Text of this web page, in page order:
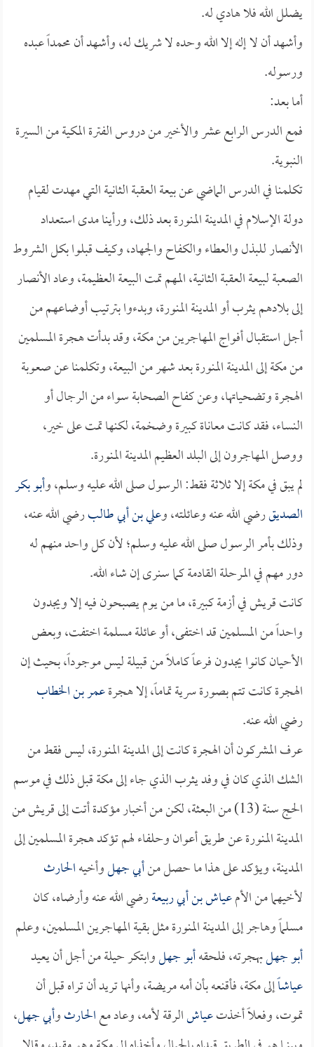
يضلل الله فلا هادي له.
وأشهد أن لا إله إلا الله وحده لا شريك له، وأشهد أن محمداً عبده
ورسوله.
أما بعد:
فمع الدرس الرابع عشر والأخير من دروس الفترة المكية من السيرة
النبوية.
تكلمنا في الدرس الماضي عن بيعة العقبة الثانية التي مهدت لقيام
دولة الإسلام في المدينة المنورة بعد ذلك، ورأينا مدى استعداد
الأنصار للبذل والعطاء والكفاح والجهاد، وكيف قبلوا بكل الشروط
الصعبة لبيعة العقبة الثانية، المهم تمت البيعة العظيمة، وعاد الأنصار
إلى بلادهم يثرب أو المدينة المنورة، وبدءوا بترتيب أوضاعهم من
أجل استقبال أفواج المهاجرين من مكة، وقد بدأت هجرة المسلمين
من مكة إلى المدينة المنورة بعد شهر من البيعة، وتكلمنا عن صعوبة
الهجرة وتضحياتها، وعن كفاح الصحابة سواء من الرجال أو
النساء، فقد كانت معاناة كبيرة وضخمة، لكنها تمت على خير،
ووصل المهاجرون إلى البلد العظيم المدينة المنورة.
لم يبق في مكة إلا ثلاثة فقط: الرسول صلى الله عليه وسلم، وأبو بكر
الصديقرضي الله عنه وعائلته، وعلي بن أبي طالبرضي الله عنه،
وذلك بأمر الرسول صلى الله عليه وسلم؛ لأن كل واحد منهم له
دور مهم في المرحلة القادمة كما سنرى إن شاء الله.
كانت قريش في أزمة كبيرة، ما من يوم يصبحون فيه إلا ويجدون
واحداً من المسلمين قد اختفى، أو عائلة مسلمة اختفت، وبعض
الأحيان كانوا يجدون فرعاً كاملاً من قبيلة ليس موجوداً، بحيث إن
الهجرة كانت تتم بصورة سرية تماماً، إلا هجرةعمر بن الخطاب
رضي الله عنه.
عرف المشركون أن الهجرة كانت إلى المدينة المنورة، ليس فقط من
الشك الذي كان في وفد يثرب الذي جاء إلى مكة قبل ذلك في موسم
الحج سنة (13) من البعثة، لكن من أخبار مؤكدة أتت إلى قريش من
المدينة المنورة عن طريق أعوان وحلفاء لهم تؤكد هجرة المسلمين إلى
المدينة، ويؤكد على هذا ما حصل منأبي جهلوأخيهالحارث
لأخيهما من الأمعياش بن أبي ربيعةرضي الله عنه وأرضاه، كان
مسلماً وهاجر إلى المدينة المنورة مثل بقية المهاجرين المسلمين، وعلم
أبو جهلبهجرته، فلحقهأبو جهلوابتكر حيلة من أجل أن يعيد
عياشاًإلى مكة، فأقنعه بأن أمه مريضة، وأنها تريد أن تراه قبل أن
تموت، وفعلاً أخذتعياشالرقة لأمه، وعاد معالحارثوأبي جهل،